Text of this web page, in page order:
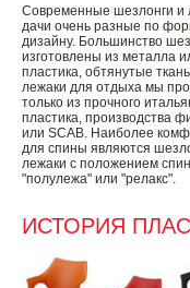
Современные шезлонги и
дачи очень разные по
дизайну. Большинство
изготовлены из металла
пластика, обтянутые
лежаки для отдыха мы
только из прочного
пластика, производства
или SCAB. Наиболее
для спины являются
лежаки с положением
"полулежа" или "релакс".
ИСТОРИЯ